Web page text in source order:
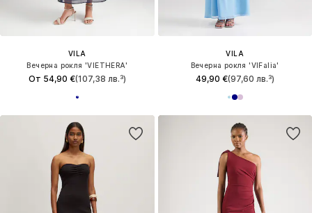
VILA
Вечерна рокля 'VIETHERA'
От 54,90 €(107,38 лв.³)
VILA
Вечерна рокля 'VIFalia'
49,90 €(97,60 лв.³)